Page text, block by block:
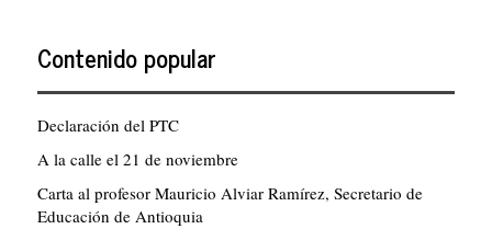
Contenido popular
Declaración del PTC
A la calle el 21 de noviembre
Carta al profesor Mauricio Alviar Ramírez, Secretario de
Educación de Antioquia